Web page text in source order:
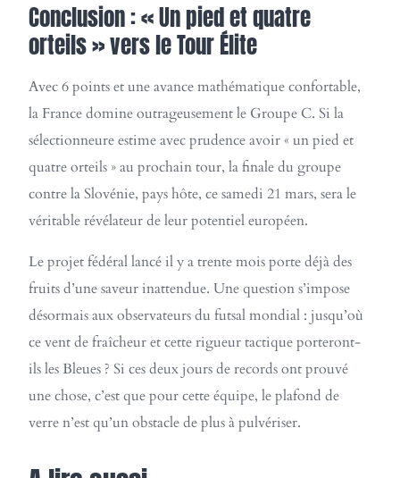
Conclusion : « Un pied et quatre
orteils » vers le Tour Élite
Avec 6 points et une avance mathématique confortable,
la France domine outrageusement le Groupe C. Si la
sélectionneure estime avec prudence avoir « un pied et
quatre orteils » au prochain tour, la finale du groupe
contre la Slovénie, pays hôte, ce samedi 21 mars, sera le
véritable révélateur de leur potentiel européen.
Le projet fédéral lancé il y a trente mois porte déjà des
fruits d’une saveur inattendue. Une question s’impose
désormais aux observateurs du futsal mondial : jusqu’où
ce vent de fraîcheur et cette rigueur tactique porteront-
ils les Bleues ? Si ces deux jours de records ont prouvé
une chose, c’est que pour cette équipe, le plafond de
verre n’est qu’un obstacle de plus à pulvériser.